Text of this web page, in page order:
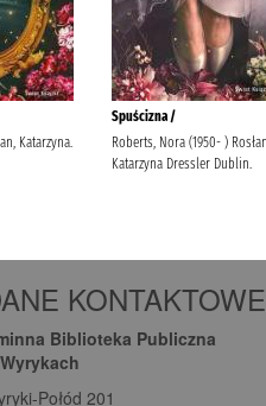
KONTAKTOWE
Biblioteka Publiczna
Połód 201